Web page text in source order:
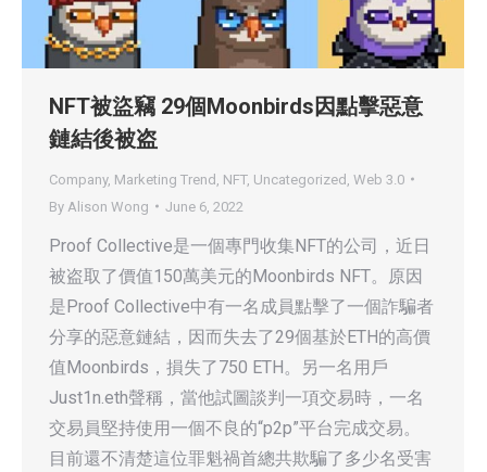
NFT被盜竊 29個Moonbirds因點擊惡意
鏈結後被盗
Company, Marketing Trend NFT, Uncategorized Web 3.0
By Alison Wong June 6, 2022
Proof Collective是一個專門收集NFT的公司，近日
被盗取了價值150萬美元的Moonbirds NFT。原因
是Proof Collective中有一名成員點擊了一個詐騙者
分享的惡意鏈結，因而失去了29個基於ETH的高價
值Moonbirds，損失了750 ETH。另一名用戶
Just1n.eth聲稱，當他試圖談判一項交易時，一名
交易員堅持使用一個不良的“p2p”平台完成交易。
目前還不清楚這位罪魁禍首總共欺騙了多少名受害